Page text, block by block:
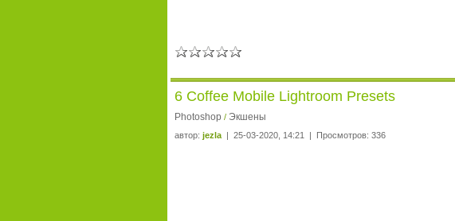
6 Coffee Mobile Lightroom Presets
Photoshop / Экшены
автор: jezla | 25-03-2020, 14:21 | Просмотров: 336